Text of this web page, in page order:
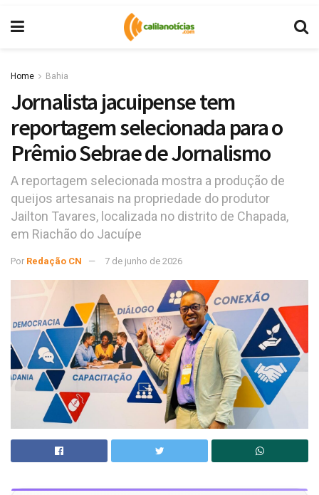
Home Bahia
Jornalista jacuipense tem
reportagem selecionada para o
Prêmio Sebrae de Jornalismo
A reportagem selecionada mostra a produção de
queijos artesanais na propriedade do produtor
Jailton Tavares, localizada no distrito de Chapada,
em Riachão do Jacuípe
Por Redação CN 7 de junho de 2026